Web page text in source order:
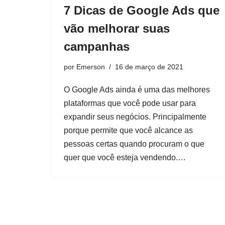
7 Dicas de Google Ads que
vão melhorar suas
campanhas
por Emerson 16 de março de 2021
O Google Ads ainda é uma das melhores
plataformas que você pode usar para
expandir seus negócios. Principalmente
porque permite que você alcance as
pessoas certas quando procuram o que
quer que você esteja vendendo.…